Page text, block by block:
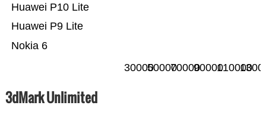
Nokia 6
Huawei P9 Lite
Huawei P10 Lite
30000500007000090000110000
3dMark Unlimited